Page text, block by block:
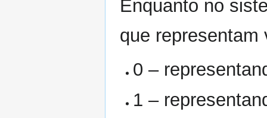
Enquanto no
que
0 –
1 –